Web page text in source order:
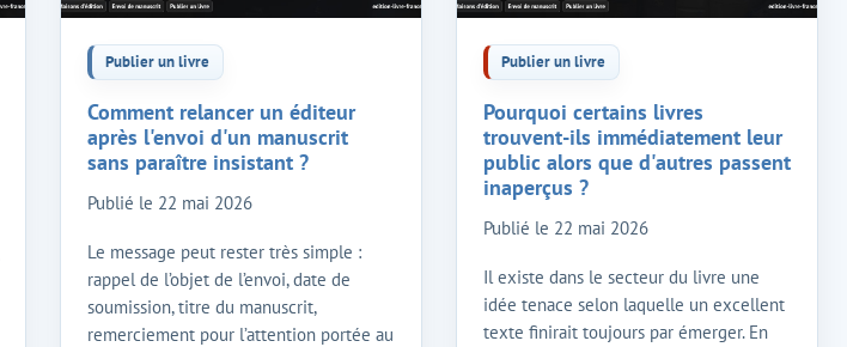
Publier un livre
Comment relancer un éditeur
après l'envoi d'un manuscrit
sans paraître insistant ?
Publié le 22 mai 2026
Le message peut rester très simple :
rappel de l’objet de l’envoi, date de
soumission, titre du manuscrit,
remerciement pour l’attention portée au
Publier un livre
Pourquoi certains livres
trouvent-ils immédiatement leur
public alors que d'autres passent
inaperçus ?
Publié le 22 mai 2026
Il existe dans le secteur du livre une
idée tenace selon laquelle un excellent
texte finirait toujours par émerger. En